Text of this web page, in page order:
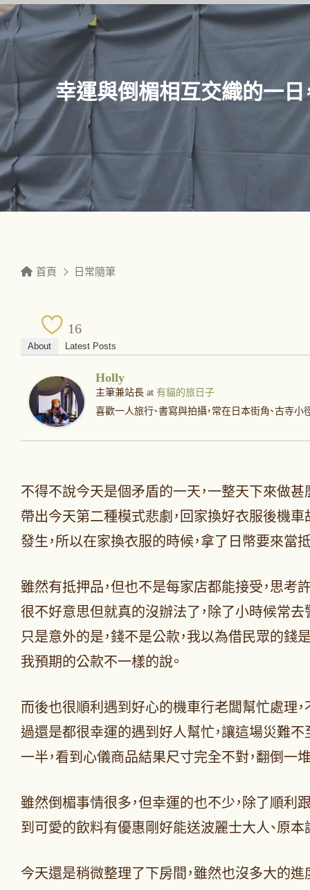
幸運與倒楣相互交織的一日
首頁 日常隨筆
16
About Latest Posts
Holly
主筆兼站長 at 有貓的旅日子
喜歡一人旅行、書寫與拍攝，常在日本街角、古寺
不得不說今天是個矛盾的一天，一整天下來做
帶出今天第二種模式悲劇，回家換好衣服後機
發生，所以在家換衣服的時候，拿了日幣要來當
雖然有抵押品，但也不是每家店都能接受，思考
很不好意思但就真的沒辦法了，除了小時候常去
只是意外的是，錢不是公款，我以為借民眾的錢
我預期的公款不一樣的說。
而後也很順利遇到好心的機車行老闆幫忙處理
過還是都很幸運的遇到好人幫忙，讓這場災難
一半，看到心儀商品結果尺寸完全不對，翻倒一
雖然倒楣事情很多，但幸運的也不少，除了順利
到可愛的飲料有優惠剛好能送波麗士大人、原
今天還是稍微整理了下房間，雖然也沒多大的進